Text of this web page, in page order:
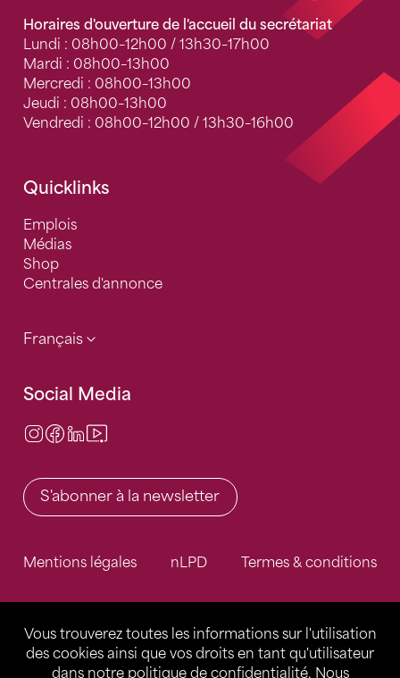
Vous trouverez toutes les informations sur l'utilisation
des cookies ainsi que vos droits en tant qu'utilisateur
dans notre politique de confidentialité. Nous
Horaires d'ouverture de l'accueil du secrétariat
Lundi : 08h00–12h00 / 13h30–17h00
Mardi : 08h00–13h00
Mercredi : 08h00–13h00
Jeudi : 08h00–13h00
Vendredi : 08h00–12h00 / 13h30–16h00
Quicklinks
Emplois
Médias
Shop
Centrales d'annonce
Français
Social Media
Instagram
Facebook
LinkedIn
S'abonner à la newsletter
Mentions légales nLPD Termes & conditions